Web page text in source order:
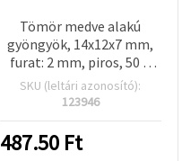
Tömör medve alakú
gyöngyök, 14x12x7 mm,
furat: 2 mm, piros, 50 g
(~95 db)
SKU (leltári azonosító):
123946
487.50 Ft